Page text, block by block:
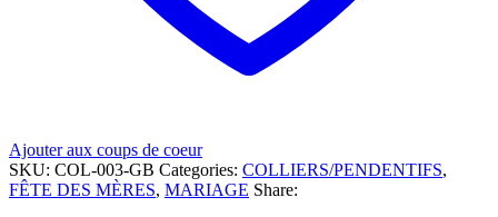
Ajouter aux coups de coeur
SKU: COL-003-GB Categories: COLLIERS/PENDENTIFS,
FÊTE DES MÈRES, MARIAGE Share: